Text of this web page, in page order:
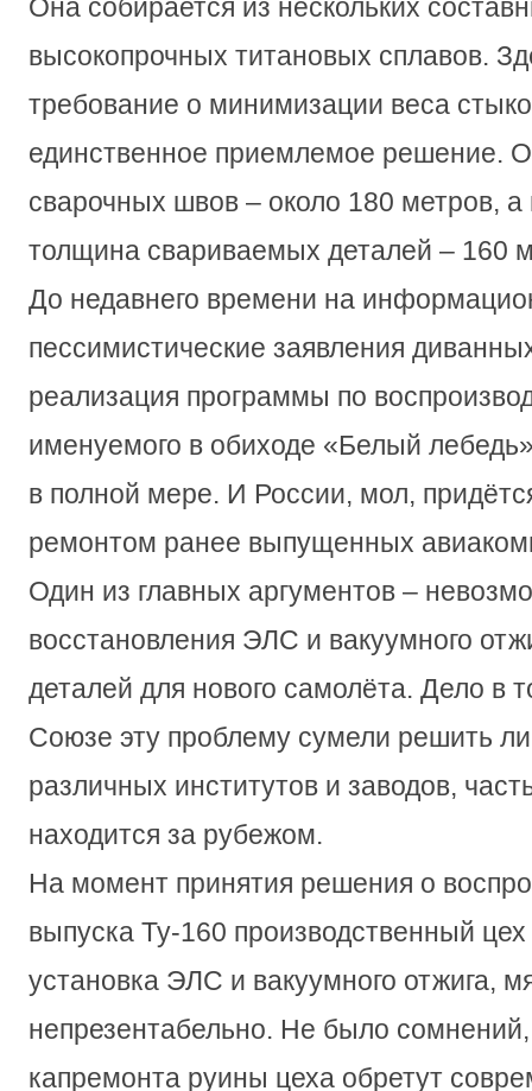
Она собирается из нескольких
высокопрочных титановых сплавов.
требование о минимизации веса
единственное приемлемое решение.
сварочных швов – около 180 метров,
толщина свариваемых деталей – 160
До недавнего времени на
пессимистические заявления
реализация программы по
именуемого в обиходе «Белый
в полной мере. И России, мол,
ремонтом ранее выпущенных
Один из главных аргументов –
восстановления ЭЛС и вакуумного
деталей для нового самолёта. Дело в
Союзе эту проблему сумели решить
различных институтов и заводов,
находится за рубежом.
На момент принятия решения о
выпуска Ту-160 производственный
установка ЭЛС и вакуумного отжига,
непрезентабельно. Не было
капремонта руины цеха обретут